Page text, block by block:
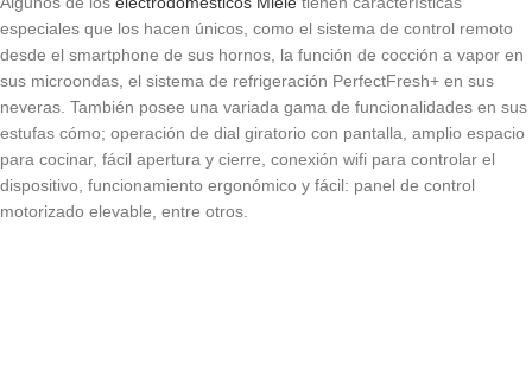
especiales que los hacen únicos, como el sistema de control remoto
desde el smartphone de sus hornos, la función de cocción a vapor en
sus microondas, el sistema de refrigeración PerfectFresh+ en sus
neveras. También posee una variada gama de funcionalidades en sus
estufas cómo; operación de dial giratorio con pantalla, amplio espacio
para cocinar, fácil apertura y cierre, conexión wifi para controlar el
dispositivo, funcionamiento ergonómico y fácil: panel de control
motorizado elevable, entre otros.